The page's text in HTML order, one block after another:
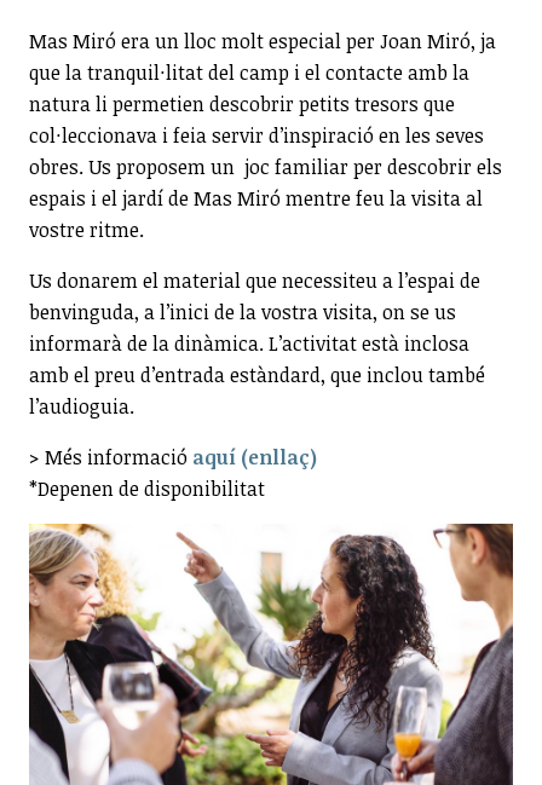
Mas Miró era un lloc molt especial per Joan Miró, ja
que la tranquil·litat del camp i el contacte amb la
natura li permetien descobrir petits tresors que
col·leccionava i feia servir d’inspiració en les seves
obres. Us proposem un joc familiar per descobrir els
espais i el jardí de Mas Miró mentre feu la visita al
vostre ritme.
Us donarem el material que necessiteu a l’espai de
benvinguda, a l’inici de la vostra visita, on se us
informarà de la dinàmica. L’activitat està inclosa
amb el preu d’entrada estàndard, que inclou també
l’audioguia.
> Més informació aquí (enllaç)
*Depenen de disponibilitat